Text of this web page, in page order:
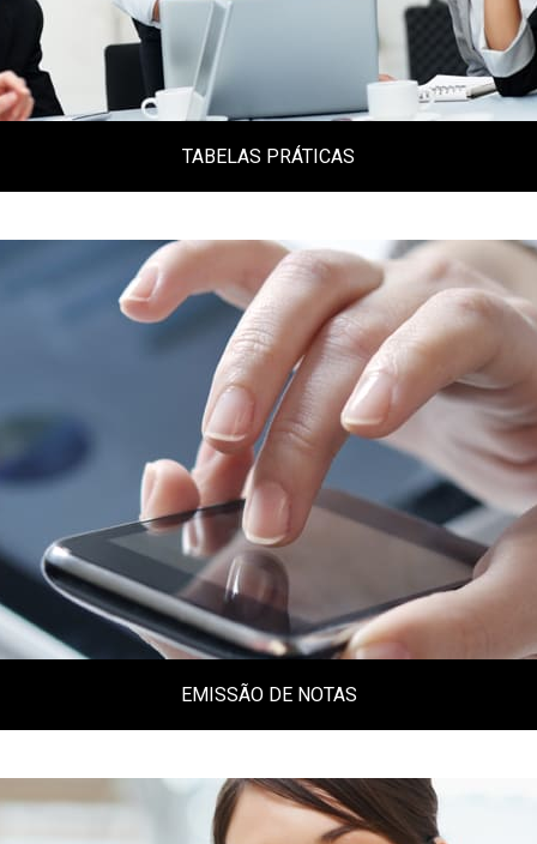
Tabelas variadas, alíquotas, códigos,
donwloads, tabelas do simples e tabelas do
trabalho.
Clique aqui
TABELAS PRÁTICAS
Tire aqui todas as suas dúvidas na emissão
de Notas Fiscais em vários estados
brasileiros.
EMISSÃO DE NOTAS